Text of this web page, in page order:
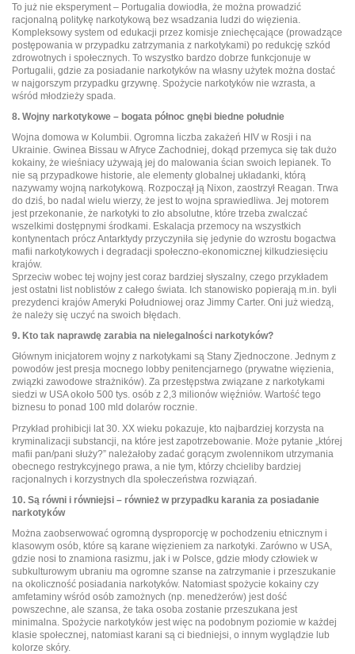
To już nie eksperyment – Portugalia dowiodła, że można prowadzić
racjonalną politykę narkotykową bez wsadzania ludzi do więzienia.
Kompleksowy system od edukacji przez komisje zniechęcające (prowadzące
postępowania w przypadku zatrzymania z narkotykami) po redukcję szkód
zdrowotnych i społecznych. To wszystko bardzo dobrze funkcjonuje w
Portugalii, gdzie za posiadanie narkotyków na własny użytek można dostać
w najgorszym przypadku grzywnę. Spożycie narkotyków nie wzrasta, a
wśród młodzieży spada.
8. Wojny narkotykowe – bogata północ gnębi biedne południe
Wojna domowa w Kolumbii. Ogromna liczba zakażeń HIV w Rosji i na
Ukrainie. Gwinea Bissau w Afryce Zachodniej, dokąd przemyca się tak dużo
kokainy, że wieśniacy używają jej do malowania ścian swoich lepianek. To
nie są przypadkowe historie, ale elementy globalnej układanki, którą
nazywamy wojną narkotykową. Rozpoczął ją Nixon, zaostrzył Reagan. Trwa
do dziś, bo nadal wielu wierzy, że jest to wojna sprawiedliwa. Jej motorem
jest przekonanie, że narkotyki to zło absolutne, które trzeba zwalczać
wszelkimi dostępnymi środkami. Eskalacja przemocy na wszystkich
kontynentach prócz Antarktydy przyczyniła się jedynie do wzrostu bogactwa
mafii narkotykowych i degradacji społeczno-ekonomicznej kilkudziesięciu
krajów.
Sprzeciw wobec tej wojny jest coraz bardziej słyszalny, czego przykładem
jest ostatni list noblistów z całego świata. Ich stanowisko popierają m.in. byli
prezydenci krajów Ameryki Południowej oraz Jimmy Carter. Oni już wiedzą,
że należy się uczyć na swoich błędach.
9. Kto tak naprawdę zarabia na nielegalności narkotyków?
Głównym inicjatorem wojny z narkotykami są Stany Zjednoczone. Jednym z
powodów jest presja mocnego lobby penitencjarnego (prywatne więzienia,
związki zawodowe strażników). Za przestępstwa związane z narkotykami
siedzi w USA około 500 tys. osób z 2,3 milionów więźniów. Wartość tego
biznesu to ponad 100 mld dolarów rocznie.
Przykład prohibicji lat 30. XX wieku pokazuje, kto najbardziej korzysta na
kryminalizacji substancji, na które jest zapotrzebowanie. Może pytanie „której
mafii pan/pani służy?” należałoby zadać gorącym zwolennikom utrzymania
obecnego restrykcyjnego prawa, a nie tym, którzy chcieliby bardziej
racjonalnych i korzystnych dla społeczeństwa rozwiązań.
10. Są równi i równiejsi – również w przypadku karania za posiadanie
narkotyków
Można zaobserwować ogromną dysproporcję w pochodzeniu etnicznym i
klasowym osób, które są karane więzieniem za narkotyki. Zarówno w USA,
gdzie nosi to znamiona rasizmu, jak i w Polsce, gdzie młody człowiek w
subkulturowym ubraniu ma ogromne szanse na zatrzymanie i przeszukanie
na okoliczność posiadania narkotyków. Natomiast spożycie kokainy czy
amfetaminy wśród osób zamożnych (np. menedżerów) jest dość
powszechne, ale szansa, że taka osoba zostanie przeszukana jest
minimalna. Spożycie narkotyków jest więc na podobnym poziomie w każdej
klasie społecznej, natomiast karani są ci biedniejsi, o innym wyglądzie lub
kolorze skóry.